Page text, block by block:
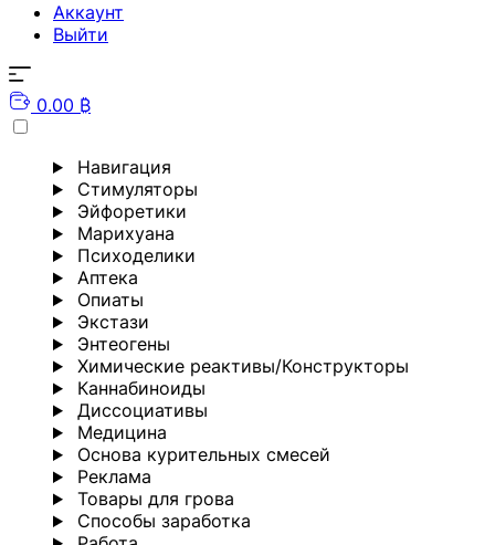
Аккаунт
Выйти
0.00 ₿
Навигация
Стимуляторы
Эйфоретики
Марихуана
Психоделики
Аптека
Опиаты
Экстази
Энтеогены
Химические реактивы/Конструкторы
Каннабиноиды
Диссоциативы
Медицина
Основа курительных смесей
Реклама
Товары для грова
Способы заработка